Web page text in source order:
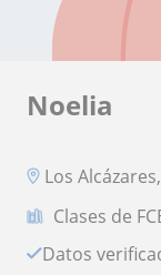
Noelia
Los
Clases de
Datos